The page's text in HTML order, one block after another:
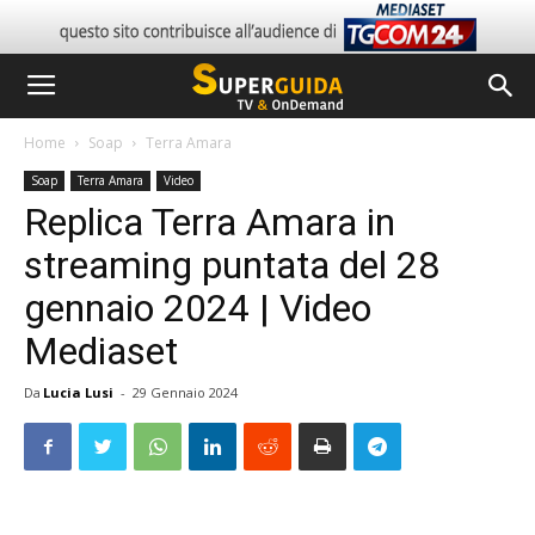
Home Soap Terra Amara
Soap Terra Amara Video
Replica Terra Amara in
streaming puntata del 28
gennaio 2024 | Video
Mediaset
Da Lucia Lusi - 29 Gennaio 2024